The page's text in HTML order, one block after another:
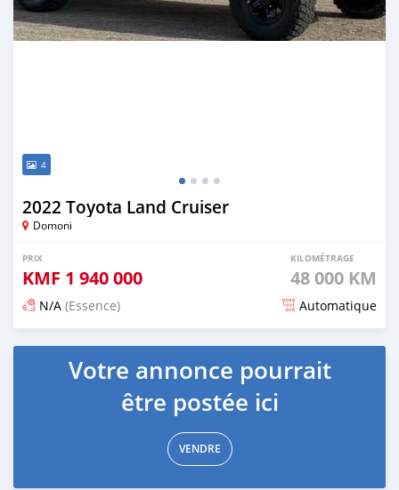
4
2022 Toyota Land Cruiser
Domoni
PRIX
KMF 1 940 000
KILOMÉTRAGE
48 000 KM
N/A (Essence) Automatique
Publié il y a 17 jours
Votre annonce pourrait
être postée ici
VENDRE